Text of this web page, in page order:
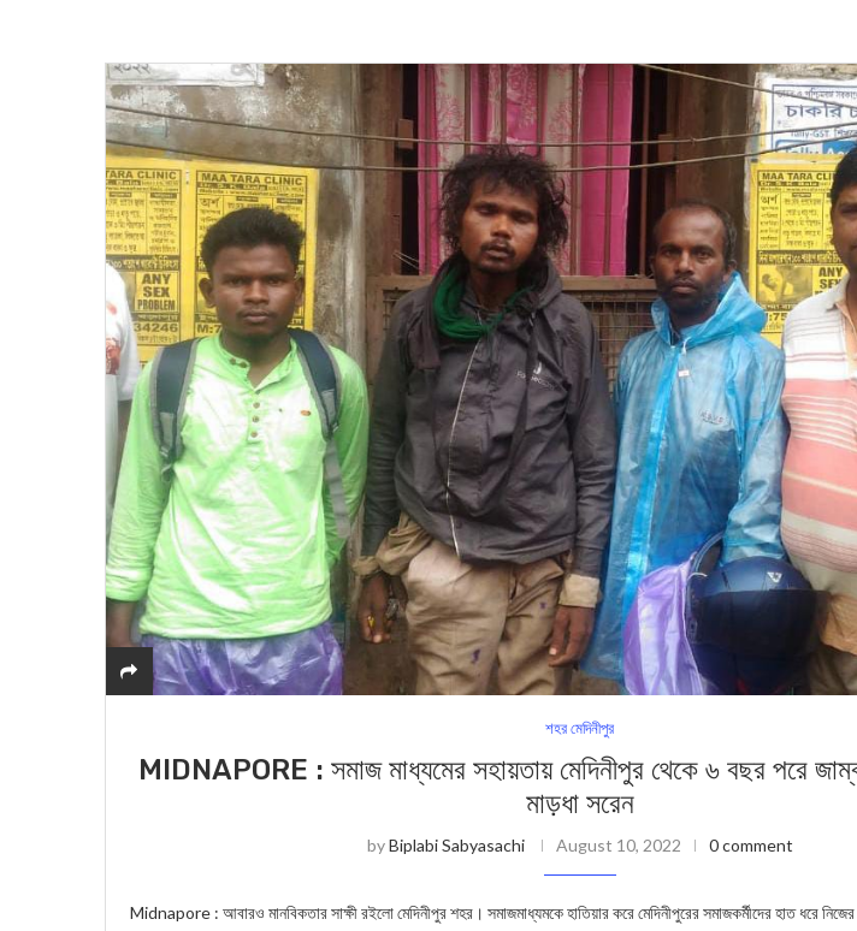
শহর মেদিনীপুর
MIDNAPORE : সমাজ মাধ্যমের সহায়তায় মেদিনীপুর থেকে ৬ বছর পরে
মাড়ধা সরেন
byBiplabi Sabyasachi August 10, 2022 0 comment
Midnapore : আবারও মানবিকতার সাক্ষী রইলো মেদিনীপুর শহর। সমাজমাধ্যমকে হাতিয়ার করে মেদিনীপুরের সমাজকর্মীদের হাত ধরে